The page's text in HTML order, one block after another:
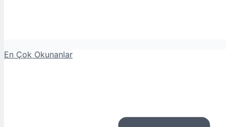
En Çok Okunanlar